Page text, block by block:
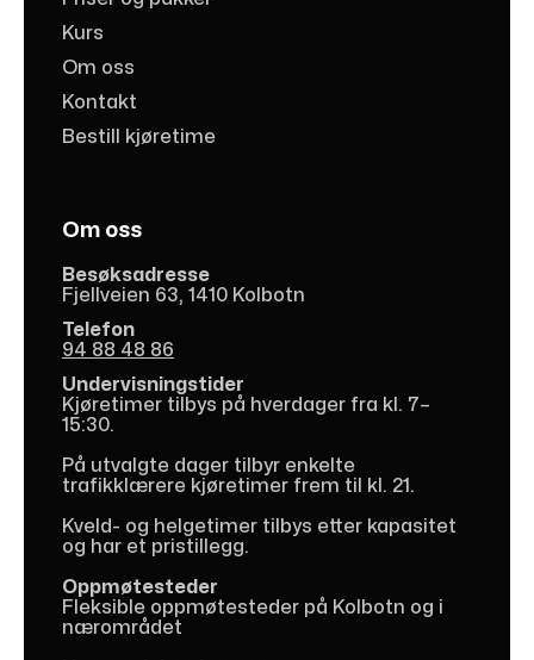
Kurs
Om oss
Kontakt
Bestill kjøretime
Om oss
Besøksadresse
Fjellveien 63, 1410 Kolbotn
Telefon
94 88 48 86
Undervisningstider
Kjøretimer tilbys på hverdager fra kl. 7–
15:30.
På utvalgte dager tilbyr enkelte
trafikklærere kjøretimer frem til kl. 21.
Kveld- og helgetimer tilbys etter kapasitet
og har et pristillegg.
Oppmøtesteder
Fleksible oppmøtesteder på Kolbotn og i
nærområdet